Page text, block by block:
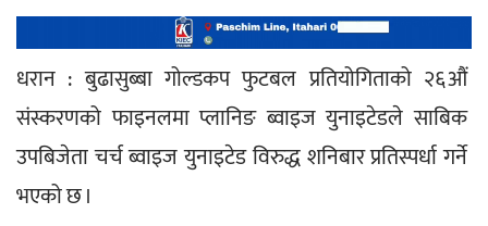
धरान : बुढासुब्बा गोल्डकप फुटबल प्रतियोगिताको २६औं
संस्करणको फाइनलमा प्लानिङ ब्वाइज युनाइटेडले साबिक
उपबिजेता चर्च ब्वाइज युनाइटेड विरुद्ध शनिबार प्रतिस्पर्धा गर्ने
भएको छ ।